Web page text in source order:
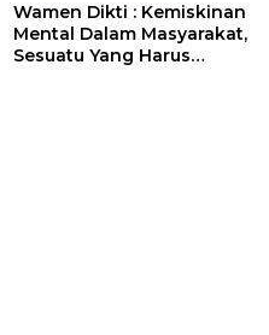
Wamen Dikti : Kemiskinan
Mental Dalam Masyarakat,
Sesuatu Yang Harus